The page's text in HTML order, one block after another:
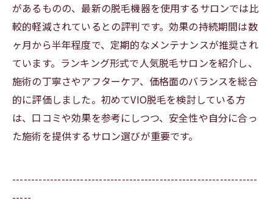
があるものの、最新の脱毛機器を使用するサロンでは比
較的軽減されているとの評判です。効果の持続期間は数
ヶ月から半年程度で、定期的なメンテナンスが推奨され
ています。ランキング形式で人気脱毛サロンを紹介し、
施術の丁寧さやアフターケア、価格面のバランスを総合
的に評価しました。初めてVIO脱毛を検討している方
は、口コミや効果を参考にしつつ、安全性や自分に合っ
た施術を提供するサロン選びが重要です。
-----------------------------------------------------------------
-----